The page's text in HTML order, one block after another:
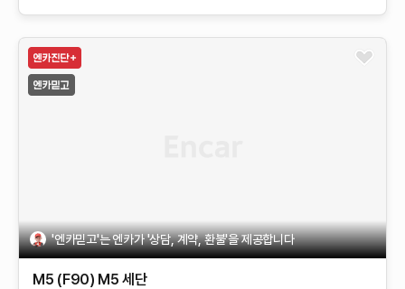
'엔카믿고'는 엔카가 '상담, 계약, 환불'을 제공합니다
M5 (F90) M5 세단